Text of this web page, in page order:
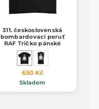
311. československá
bombardovací peruť
RAF Tričko pánské
650 Kč
Skladem